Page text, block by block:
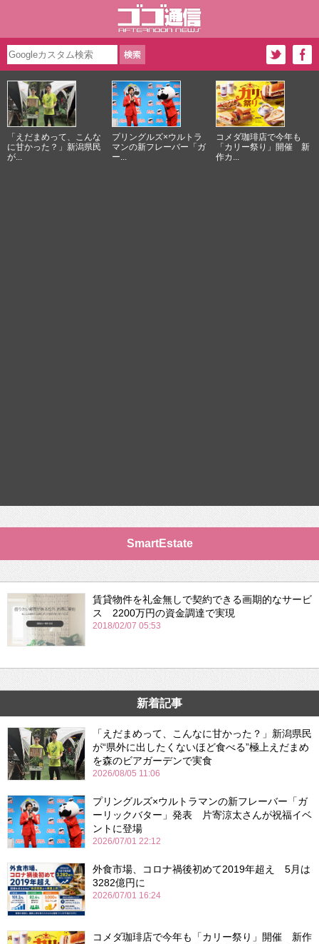
「えだまめって、こんな
に甘かった？」新潟県民
が...
プリングルズ×ウルトラ
マンの新フレーバー「ガ
ー...
コメダ珈琲店で今年も
「カリー祭り」開催 新
作カ...
SmartEstate
賃貸物件を礼金無しで契約できる画期的なサービ
ス 2200万円の資金調達で実現
2018/02/07 05:53
新着記事
「えだまめって、こんなに甘かった？」新潟県民
が“県外に出したくないほど食べる”極上えだまめ
を森のビアガーデンで実食
2026/08/05 11:06
プリングルズ×ウルトラマンの新フレーバー「ガ
ーリックバター」発表 片寄涼太さんが祝福イベ
ントに登場
2026/07/01 22:12
外食市場、コロナ禍後初めて2019年超え 5月は
3282億円に
2026/07/01 16:24
コメダ珈琲店で今年も「カリー祭り」開催 新作